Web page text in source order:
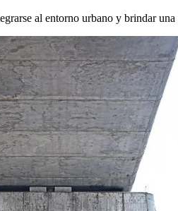
al entorno urbano y brindar